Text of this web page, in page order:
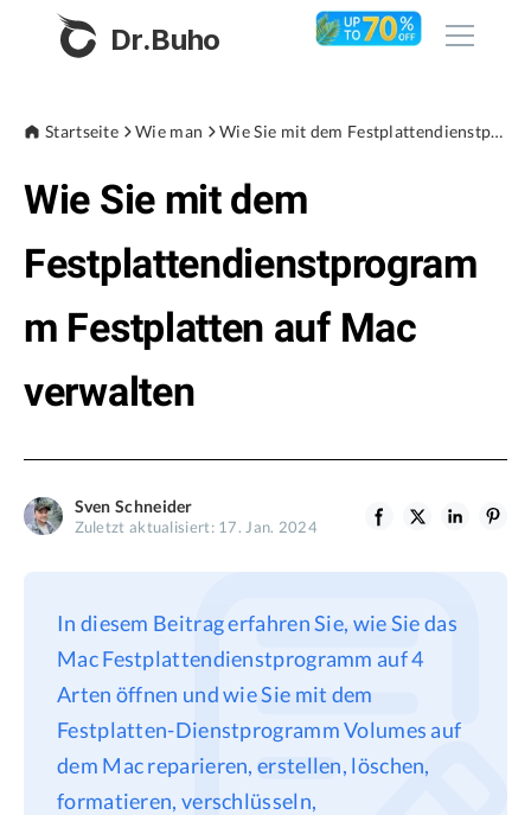
Dr.Buho
Produkte
BuhoCleaner
BuhoUnlocker
BuhoRepair
BuhoNTFS
BuhoLaunchpad
Store
Blog
Unterstützung
Rechtliches
Refund Policy
Startseite Wie man Wie Sie mit dem Festplattendienstprogramm Festplatten auf Mac verwalten
Wie Sie mit dem
Festplattendienstprogram
m Festplatten auf Mac
verwalten
Sven Schneider
Zuletzt aktualisiert: 17. Jan. 2024
In diesem Beitrag erfahren Sie, wie Sie das
Mac Festplattendienstprogramm auf 4
Arten öffnen und wie Sie mit dem
Festplatten-Dienstprogramm Volumes auf
dem Mac reparieren, erstellen, löschen,
formatieren, verschlüsseln,